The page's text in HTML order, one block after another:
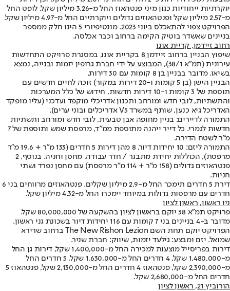
יוקרתיות ייחודיות כגון מיני פנטהאוז החל מ-3.26 מיליון שקל, לופט החל
מ-2.57 מיליון שקל ופנטהאוזים גדולים ויוקרתיים החל מ-4.97 מיליון שקל.
הפרויקט צפוי להתאכלס ביוני 2023. מונטיפיורי 5 הינו חלק ממספר
בניינים שאשדר בוטיק הקימה ברחוב וכבר אכלסה.
רחוב זיידמן, קריית אונו
שיפוץ הבניין ברחוב זיידמן 8 בקריית אונו, במסגרת פרויקט התחדשות
עירונית (תמ"א 38/1), המבוצע על ידי חברת גרופין יזמות ובנייה, נמצא
בשיאו. מדובר בבניין בן 8 קומות עם 30 דירות.
הבניין הישן (בן 5 קומות ו-20 דירות במקור) זוכה לחיים חדשים עם
תוספת של 3 קומות ו-10 דירות חדשות, חידוש של כלל המערכות
והתשתיות, לובי חדש ומורחב ותכנון אדריכלי מוקפד ועדכני (עליו מופקד
האדריכל גיא כנען, שותף במשרד V5 אדריכלים ובוני ערים).
התמורה לדיירים: בניין מחופה אבן טבעית, לובי חדש ומורחב ותשתיות
חדשות לגמרי. כל דייר ייהנה מתוספת ממ"ד, מרפסת שמש ותוספת של 7
מ"ר לשטח הדירה.
התמורה ליזם: 10 יחידות דיור, 8 מהן דירות 5 חדרים (133 מ"ר + 19.6 מ"ר
מרפסת), הכוללות יחידת מתבגר / חדר עבודה, מחסן וחניה. בנוסף, 2
פנטהאוזים גדולים (158 מ"ר + 114 מ"ר מרפסת) עם מחסן נפרד ושתי
חניות.
דירת 5 חדרים תימכר החל מ-2.9 מיליון שקלים. פנטהאוזים מרווחים בני 6
חדרים עם מרפסות גדולות במיוחד יימכרו החל מ-4.32 מיליון שקל.
ניו ראשון, ראשון לציון
פרויקט תמ"א 38 יוקם בראשון לציון בהשקעה של 80,000,000 שקל.
מדובר ב-4 בניינים בני 7 קומות עם 116 יחידות דיור בשכונת גני ראשון.
הפרויקט יוקם תחת השם The New Rishon Lezion ברחוב שרירא
שמואל. יזם ומבצע: גילעד יזמות, שיווק: חברת שניר.
דירות בפריסייל מוצעות למכירה החל מ-1,400,000 שקל, דירות גן החל
מ-1,480,000 שקל, 4 חדרים החל מ-1,630,000 שקל, 5 חדרים החל
מ-2,390,000 שקל, פנטהאוז 4 חדרים החל מ-2,130,000 שקל, פנטהאוז 5
חדרים החל מ-2,680,000 שקל.
הורוביץ 21, ראשון לציון